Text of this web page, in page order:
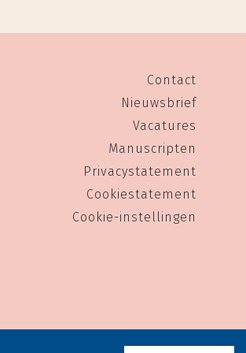
Contact
Nieuwsbrief
Vacatures
Manuscripten
Privacystatement
Cookiestatement
Cookie-instellingen